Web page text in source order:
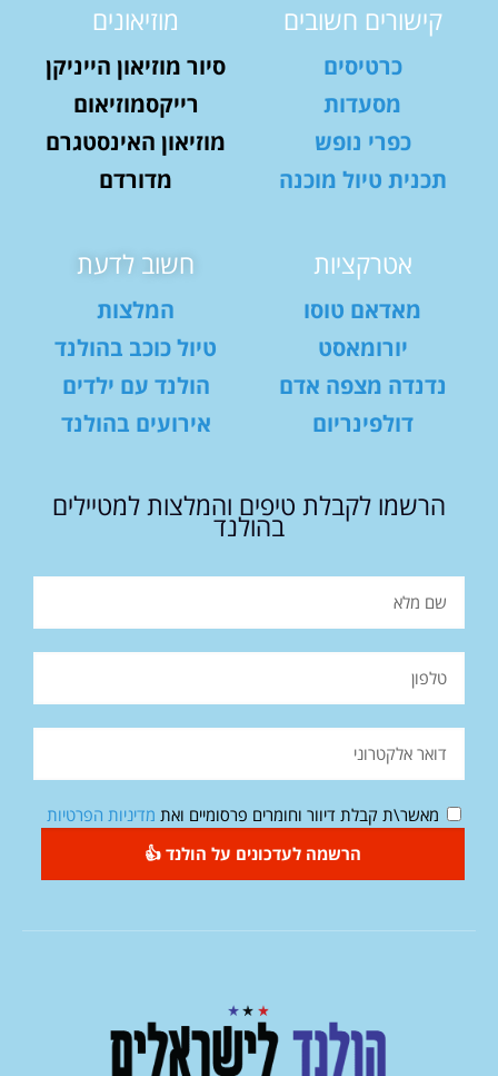
קישורים חשובים
כרטיסים
מסעדות
כפרי נופש
תכנית טיול מוכנה
מוזיאונים
סיור מוזיאון הייניקן
רייקסמוזיאום
מוזיאון האינסטגרם
מדורדם
אטרקציות
מאדאם טוסו
יורומאסט
נדנדה מצפה אדם
דולפינריום
חשוב לדעת
המלצות
טיול כוכב בהולנד
הולנד עם ילדים
אירועים בהולנד
הרשמו לקבלת טיפים והמלצות למטיילים
בהולנד
מאשר\ת קבלת דיוור וחומרים פרסומיים ואת מדיניות הפרטיות
הרשמה לעדכונים על הולנד 👍